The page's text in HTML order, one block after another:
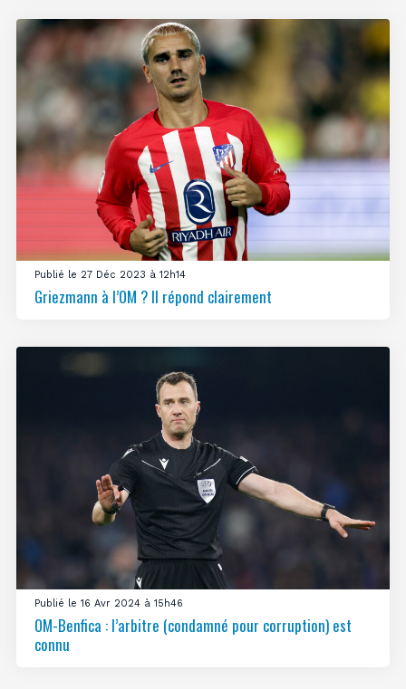
Publié le 27 Déc 2023 à 12h14
Griezmann à l’OM ? Il répond clairement
Publié le 16 Avr 2024 à 15h46
OM-Benfica : l’arbitre (condamné pour corruption) est
connu